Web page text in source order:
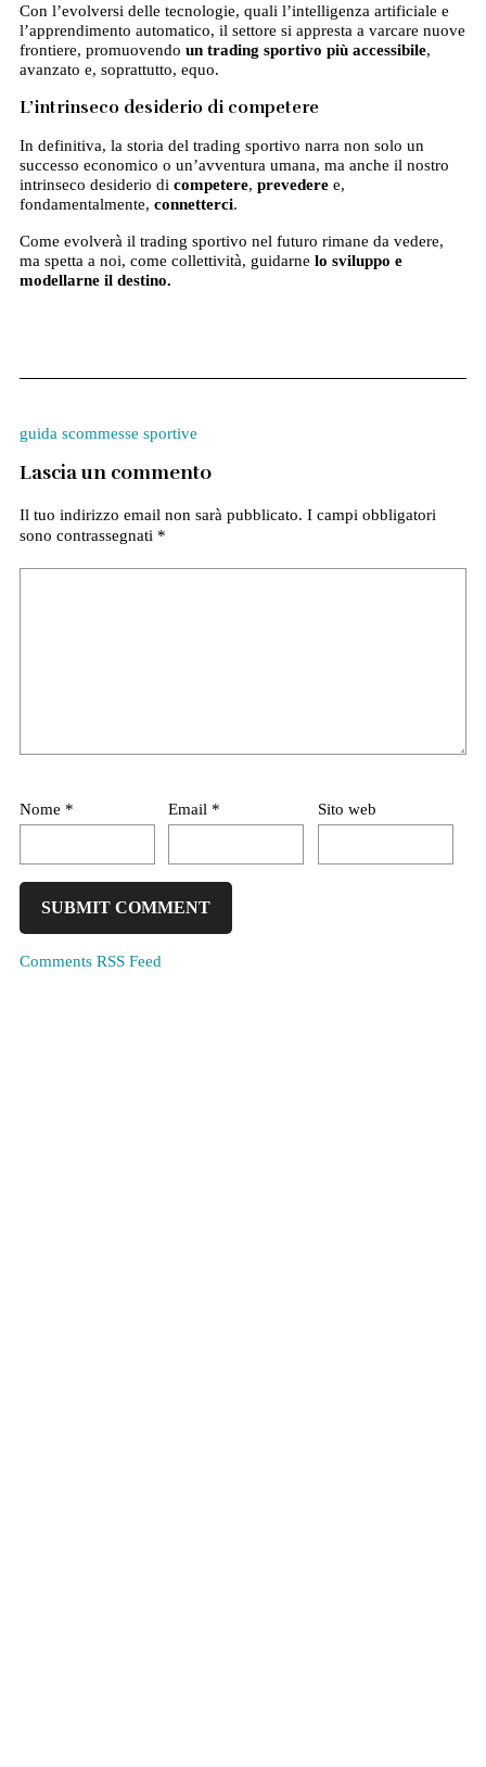
Con l’evolversi delle tecnologie, quali l’intelligenza artificiale e
l’apprendimento automatico, il settore si appresta a varcare nuove
frontiere, promuovendo un trading sportivo più accessibile,
avanzato e, soprattutto, equo.
L’intrinseco desiderio di competere
In definitiva, la storia del trading sportivo narra non solo un
successo economico o un’avventura umana, ma anche il nostro
intrinseco desiderio di competere, prevederee,
fondamentalmente, connetterci.
Come evolverà il trading sportivo nel futuro rimane da vedere,
ma spetta a noi, come collettività, guidarne lo sviluppo e
modellarne il destino.
guida scommesse sportive
Lascia un commento
Il tuo indirizzo email non sarà pubblicato. I campi obbligatori
sono contrassegnati *
Nome * Email * Sito web
Comments RSS Feed